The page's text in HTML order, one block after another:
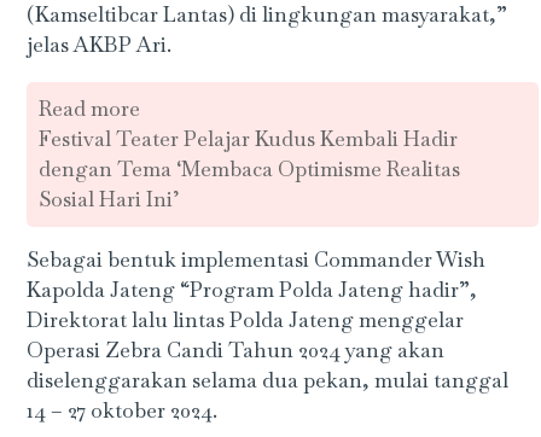
(Kamseltibcar Lantas) di lingkungan masyarakat,”
jelas AKBP Ari.
Read more
Festival Teater Pelajar Kudus Kembali Hadir
dengan Tema ‘Membaca Optimisme Realitas
Sosial Hari Ini’
Sebagai bentuk implementasi Commander Wish
Kapolda Jateng “Program Polda Jateng hadir”,
Direktorat lalu lintas Polda Jateng menggelar
Operasi Zebra Candi Tahun 2024 yang akan
diselenggarakan selama dua pekan, mulai tanggal
14 – 27 oktober 2024.